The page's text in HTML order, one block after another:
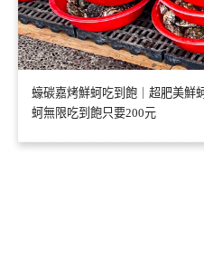
蠔碳嘉烤鮮蚵吃到飽｜超肥美鮮
蚵無限吃到飽只要200元